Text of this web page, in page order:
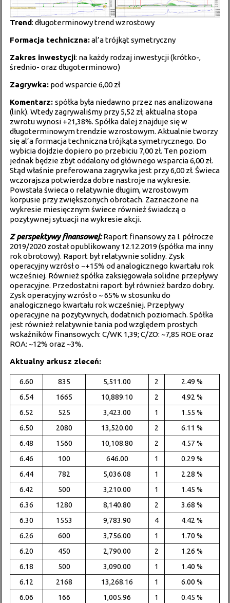
Trend: długoterminowy trend wzrostowy
Formacja techniczna:al’a trójkąt symetryczny
Zakres inwestycji: na każdy rodzaj inwestycji (krótko-,
średnio- oraz długoterminowo)
Zagrywka: pod wsparcie 6,00 zł
Komentarz:spółka była niedawno przez nas analizowana
(link). Wtedy zagrywaliśmy przy 5,52 zł; aktualna stopa
zwrotu wynosi +21,38%. Spółka dalej znajduje się w
długoterminowym trendzie wzrostowym. Aktualnie tworzy
się al’a formacja techniczna trójkąta symetrycznego. Do
wybicia dojdzie dopiero po przebiciu 7,00 zł. Ten poziom
jednak będzie zbyt oddalony od głównego wsparcia 6,00 zł.
Stąd właśnie preferowana zagrywka jest przy 6,00 zł. Świeca
wczorajsza potwierdza dobre nastroje na wykresie.
Powstała świeca o relatywnie długim, wzrostowym
korpusie przy zwiększonych obrotach. Zaznaczone na
wykresie miesięcznym świece również świadczą o
pozytywnej sytuacji na wykresie akcji.
Z perspektywy finansowej:Raport finansowy za I. półrocze
2019/2020 został opublikowany 12.12.2019 (spółka ma inny
rok obrotowy). Raport był relatywnie solidny. Zysk
operacyjny wzrósł o ~+15% od analogicznego kwartału rok
wcześniej. Również spółka zaksięgowała solidne przepływy
operacyjne. Przedostatni raport był również bardzo dobry.
Zysk operacyjny wzrósł o ~ 65% w stosunku do
analogicznego kwartału rok wcześniej. Przepływy
operacyjne na pozytywnych, dodatnich poziomach. Spółka
jest również relatywnie tania pod względem prostych
wskaźników finansowych: C/WK 1,39; C/ZO: ~7,85 ROE oraz
ROA: ~12% oraz ~3%.
Aktualny arkusz zleceń:
6.60 835 5,511.00 2
2.49 %
6.54
1665 10,889.10 2
4.92 %
6.52
525 3,423.00 1
1.55 %
6.50
2080 13,520.00 2
6.11 %
6.48
1560 10,108.80 2
4.57 %
6.46
100 646.00 1
0.29 %
6.44
782 5,036.08 1
2.28 %
6.42
500 3,210.00 1
1.45 %
6.36
1280 8,140.80 2
3.68 %
6.30
1553 9,783.90 4
4.42 %
6.26
600 3,756.00 1
1.70 %
6.20
450 2,790.00 2
1.26 %
6.18
500 3,090.00 1
1.40 %
6.12
2168 13,268.16 1
6.00 %
6.06
166 1,005.96 1
0.45 %